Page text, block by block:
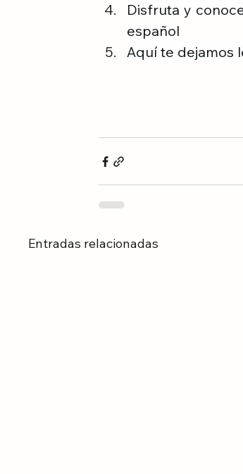
Disfruta y
español
Aquí te dejamos
Entradas relacionadas